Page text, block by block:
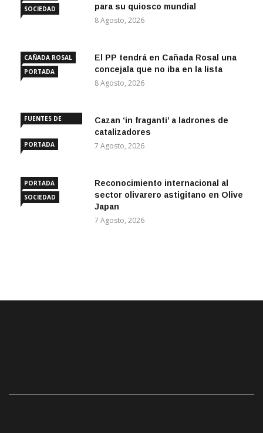
SOCIEDAD
para su quiosco mundial
8 Agosto, 2026
CAÑADA ROSAL
PORTADA
El PP tendrá en Cañada Rosal una
concejala que no iba en la lista
8 Agosto, 2026
FUENTES DE
PORTADA
Cazan ‘in fraganti’ a ladrones de
catalizadores
7 Agosto, 2026
PORTADA
SOCIEDAD
Reconocimiento internacional al
sector olivarero astigitano en Olive
Japan
7 Agosto, 2026